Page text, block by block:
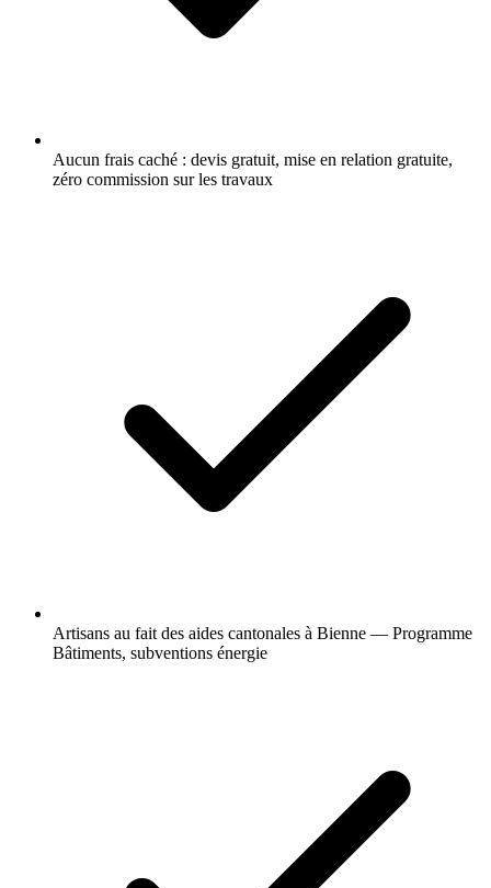
Aucun frais caché : devis gratuit, mise en relation gratuite,
zéro commission sur les travaux
Artisans au fait des aides cantonales à Bienne — Programme
Bâtiments, subventions énergie